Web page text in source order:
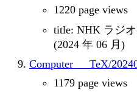
1220 page views
title: NHK ラジ
(2024 年 06 月)
Computer___TeX/
1179 page views